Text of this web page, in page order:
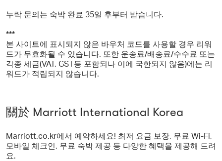
누락 문의는 숙박 완료 35일 후부터 받습니다.
***
본 사이트에 표시되지 않은 바우처 코드를 사용할 경우 리워
드가 무효화될 수 있습니다. 또한 운송료/배송료/수수료 또는
각종 세금(VAT, GST등 포함되나 이에 국한되지 않음)에는 리
워드가 적립되지 않습니다.
關於 Marriott International Korea
Marriott.co.kr에서 예약하세요! 최저 요금 보장, 무료 Wi-Fi,
모바일 체크인, 무료 숙박 제공 등 다양한 혜택을 제공해 드려
요.